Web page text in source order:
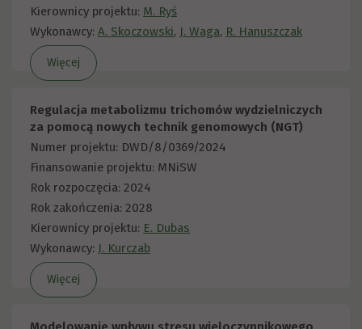
Kierownicy projektu: M. Ryś
Wykonawcy: A. Skoczowski, J. Waga, R. Hanuszczak
Więcej
Regulacja metabolizmu trichomów wydzielniczych
za pomocą nowych technik genomowych (NGT)
Numer projektu: DWD/8/0369/2024
Finansowanie projektu: MNiSW
Rok rozpoczęcia: 2024
Rok zakończenia: 2028
Kierownicy projektu: E. Dubas
Wykonawcy: J. Kurczab
Więcej